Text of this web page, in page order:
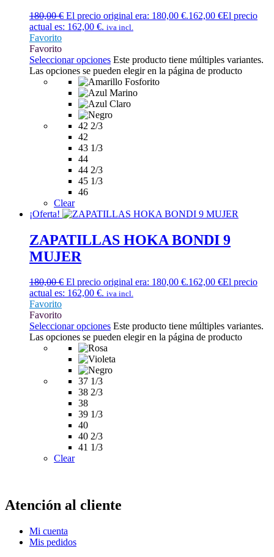
180,00€ El precio original era: 180,00 €.162,00 €El precio
actual es: 162,00 €. iva incl.
Favorito
Favorito
Seleccionar opciones Este producto tiene múltiples variantes.
Las opciones se pueden elegir en la página de producto
42 2/3
42
43 1/3
44
44 2/3
45 1/3
46
Clear
¡Oferta!
ZAPATILLAS HOKA BONDI 9
MUJER
180,00€ El precio original era: 180,00 €.162,00 €El precio
actual es: 162,00 €. iva incl.
Favorito
Favorito
Seleccionar opciones Este producto tiene múltiples variantes.
Las opciones se pueden elegir en la página de producto
37 1/3
38 2/3
38
39 1/3
40
40 2/3
41 1/3
Clear
Atención al cliente
Mi cuenta
Mis pedidos